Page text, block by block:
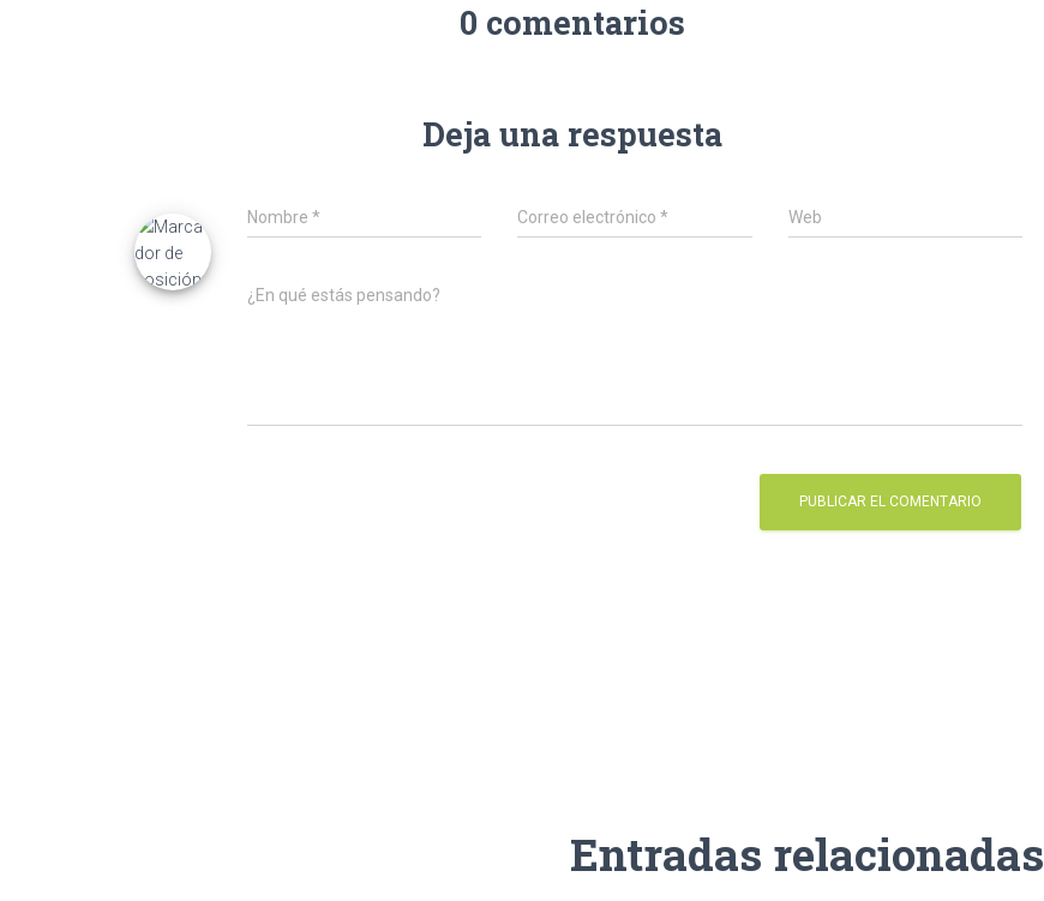
0 comentarios
Deja una respuesta
Nombre * Correo electrónico* Web
¿En qué estás pensando?
Entradas relacionadas